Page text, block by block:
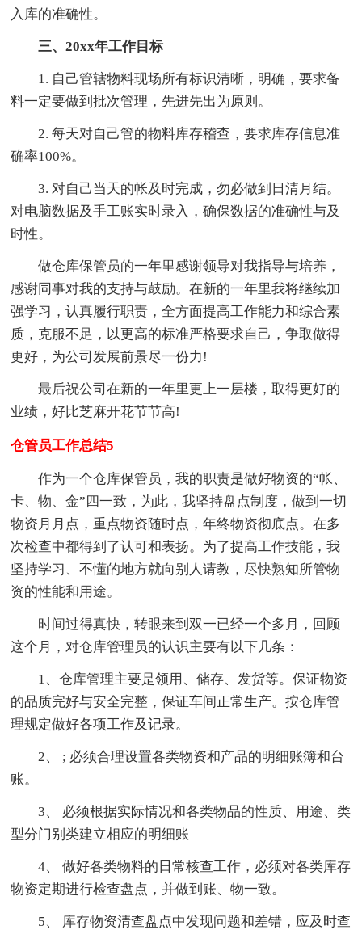
入库的准确性。
三、20xx年工作目标
1. 自己管辖物料现场所有标识清晰，明确，要求备
料一定要做到批次管理，先进先出为原则。
2. 每天对自己管的物料库存稽查，要求库存信息准
确率100%。
3. 对自己当天的帐及时完成，勿必做到日清月结。
对电脑数据及手工账实时录入，确保数据的准确性与及
时性。
做仓库保管员的一年里感谢领导对我指导与培养，
感谢同事对我的支持与鼓励。在新的一年里我将继续加
强学习，认真履行职责，全方面提高工作能力和综合素
质，克服不足，以更高的标准严格要求自己，争取做得
更好，为公司发展前景尽一份力!
最后祝公司在新的一年里更上一层楼，取得更好的
业绩，好比芝麻开花节节高!
仓管员工作总结5
作为一个仓库保管员，我的职责是做好物资的“帐、
卡、物、金”四一致，为此，我坚持盘点制度，做到一切
物资月月点，重点物资随时点，年终物资彻底点。在多
次检查中都得到了认可和表扬。为了提高工作技能，我
坚持学习、不懂的地方就向别人请教，尽快熟知所管物
资的性能和用途。
时间过得真快，转眼来到双一已经一个多月，回顾
这个月，对仓库管理员的认识主要有以下几条：
1、仓库管理主要是领用、储存、发货等。保证物资
的品质完好与安全完整，保证车间正常生产。按仓库管
理规定做好各项工作及记录。
2、 ; 必须合理设置各类物资和产品的明细账簿和台
账。
3、 必须根据实际情况和各类物品的性质、用途、类
型分门别类建立相应的明细账
4、 做好各类物料的日常核查工作，必须对各类库存
物资定期进行检查盘点，并做到账、物一致。
5、 库存物资清查盘点中发现问题和差错，应及时查